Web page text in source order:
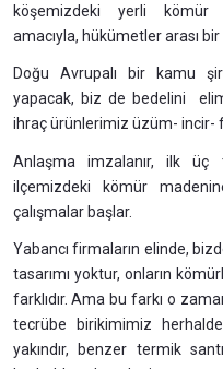
köşemizdeki yerli kömür
amacıyla, hükümetler arası
Doğu Avrupalı bir kamu
yapacak, biz de bedelini
ihraç ürünlerimiz üzüm- incir-
Anlaşma imzalanır, ilk üç
ilçemizdeki kömür
çalışmalar başlar.
Yabancı firmaların elinde,
tasarımı yoktur, onların
farklıdır. Ama bu farkı o
tecrübe birikimimiz
yakındır, benzer termik